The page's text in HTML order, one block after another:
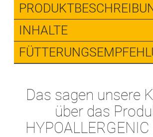
INHALTE
Das sagen unsere
über das